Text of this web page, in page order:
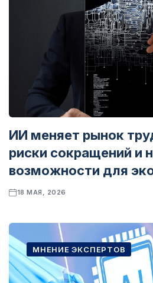
ИИ меняет рынок
риски сокращений и
возможности для
18 МАЯ, 2026
МНЕНИЕ ЭКСПЕРТОВ